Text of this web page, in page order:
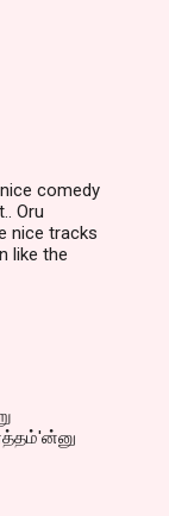
comedy
Oru
nice tracks
like the